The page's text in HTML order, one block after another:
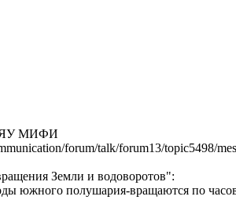
МИФИ
forum/talk/forum13/topic5498/
Земли и водоворотов":
южного полушария-вращаются по